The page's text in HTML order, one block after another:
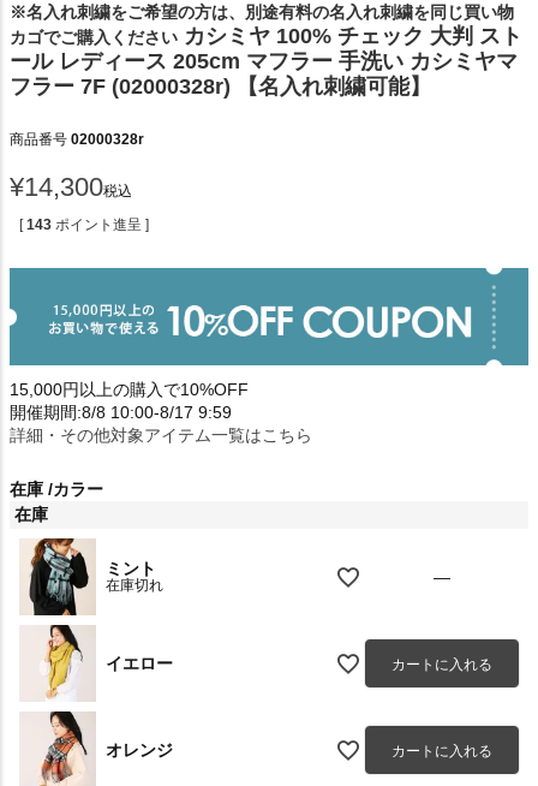
※名入れ刺繍をご希望の方は、別途有料の名入れ刺繍を同じ買い物
カゴでご購入ください カシミヤ 100% チェック 大判 スト
ール レディース 205cm マフラー 手洗い カシミヤマ
フラー 7F (02000328r) 【名入れ刺繍可能】
商品番号 02000328r
¥14,300税込
[ 143 ポイント進呈 ]
15,000円以上の購入で10%OFF
開催期間:8/8 10:00-8/17 9:59
詳細・その他対象アイテム一覧はこちら
在庫 カラー
在庫
ミント
在庫切れ —
イエロー カートに入れる
オレンジ カートに入れる